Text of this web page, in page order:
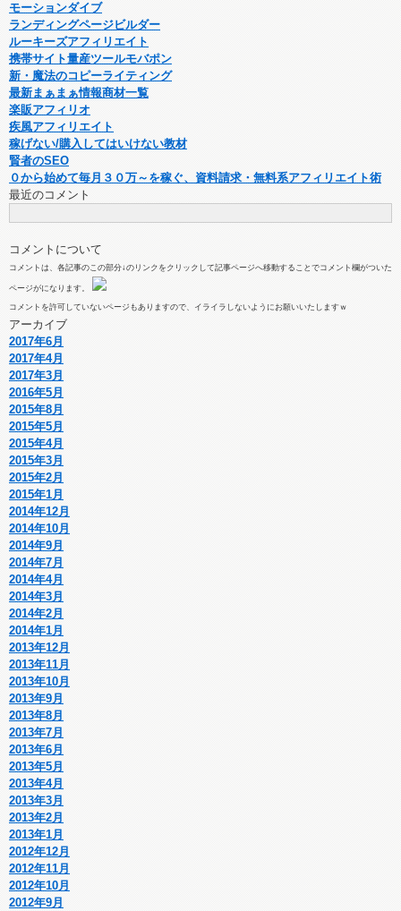
モーションダイブ
ランディングページビルダー
ルーキーズアフィリエイト
携帯サイト量産ツールモバポン
新・魔法のコピーライティング
最新まぁまぁ情報商材一覧
楽販アフィリオ
疾風アフィリエイト
稼げない/購入してはいけない教材
賢者のSEO
０から始めて毎月３０万～を稼ぐ、資料請求・無料系アフィリエイト術
最近のコメント
コメントについて
コメントは、各記事のこの部分↓のリンクをクリックして記事ページへ移動することでコメント欄がついた
ページがになります。
コメントを許可していないページもありますので、イライラしないようにお願いいたしますｗ
アーカイブ
2017年6月
2017年4月
2017年3月
2016年5月
2015年8月
2015年5月
2015年4月
2015年3月
2015年2月
2015年1月
2014年12月
2014年10月
2014年9月
2014年7月
2014年4月
2014年3月
2014年2月
2014年1月
2013年12月
2013年11月
2013年10月
2013年9月
2013年8月
2013年7月
2013年6月
2013年5月
2013年4月
2013年3月
2013年2月
2013年1月
2012年12月
2012年11月
2012年10月
2012年9月